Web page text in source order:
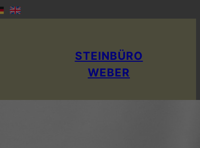
STEINBÜRO
WEBER